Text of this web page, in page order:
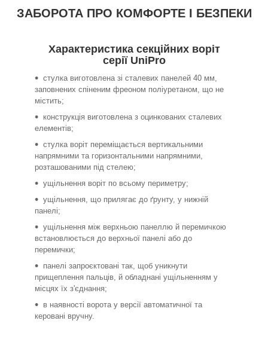
Характеристика секційних воріт
серії UniPro
стулка виготовлена зі сталевих панелей 40 мм,
заповнених спіненим фреоном поліуретаном, що не
містить;
конструкція виготовлена з оцинкованих сталевих
елементів;
стулка воріт переміщається вертикальними
напрямними та горизонтальними напрямними,
розташованими під стелею;
ущільнення воріт по всьому периметру;
ущільнення, що прилягає до ґрунту, у нижній
панелі;
ущільнення між верхньою панеллю й перемичкою
встановлюється до верхньої панелі або до
перемички;
панелі запроєктовані так, щоб уникнути
прищеплення пальців, й обладнані ущільненням у
місцях їх з'єднання;
в наявності ворота у версії автоматичної та
керовані вручну.
ЗАБОРОТА ПРО КОМФОРТЕ І БЕЗПЕКИ